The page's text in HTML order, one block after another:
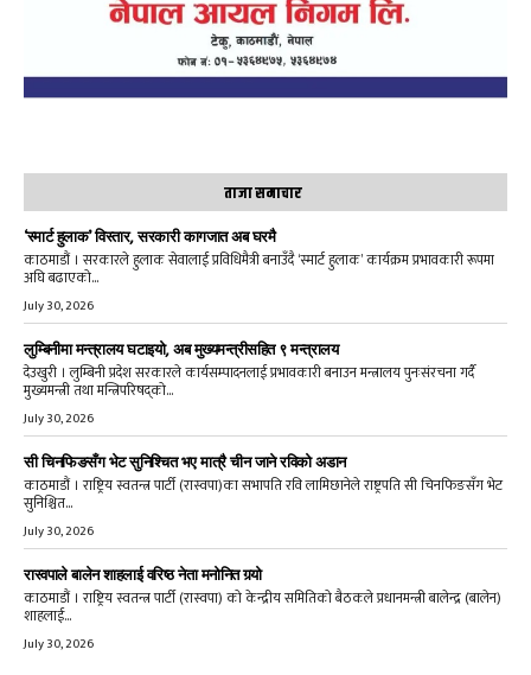
ताजा समाचार
‘स्मार्ट हुलाक’ विस्तार, सरकारी कागजात अब घरमै
काठमाडौं । सरकारले हुलाक सेवालाई प्रविधिमैत्री बनाउँदै ‘स्मार्ट हुलाक’ कार्यक्रम प्रभावकारी रूपमा
अघि बढाएको...
July 30, 2026
लुम्बिनीमा मन्त्रालय घटाइयो, अब मुख्यमन्त्रीसहित ९ मन्त्रालय
देउखुरी । लुम्बिनी प्रदेश सरकारले कार्यसम्पादनलाई प्रभावकारी बनाउन मन्त्रालय पुनःसंरचना गर्दै
मुख्यमन्त्री तथा मन्त्रिपरिषद्को...
July 30, 2026
सी चिनफिङसँग भेट सुनिश्चित भए मात्रै चीन जाने रविको अडान
काठमाडौं । राष्ट्रिय स्वतन्त्र पार्टी (रास्वपा)का सभापति रवि लामिछानेले राष्ट्रपति सी चिनफिङसँग भेट
सुनिश्चित...
July 30, 2026
रास्वपाले बालेन शाहलाई वरिष्ठ नेता मनोनित गर्‍यो
काठमाडौं । राष्ट्रिय स्वतन्त्र पार्टी (रास्वपा) को केन्द्रीय समितिको बैठकले प्रधानमन्त्री बालेन्द्र (बालेन)
शाहलाई...
July 30, 2026